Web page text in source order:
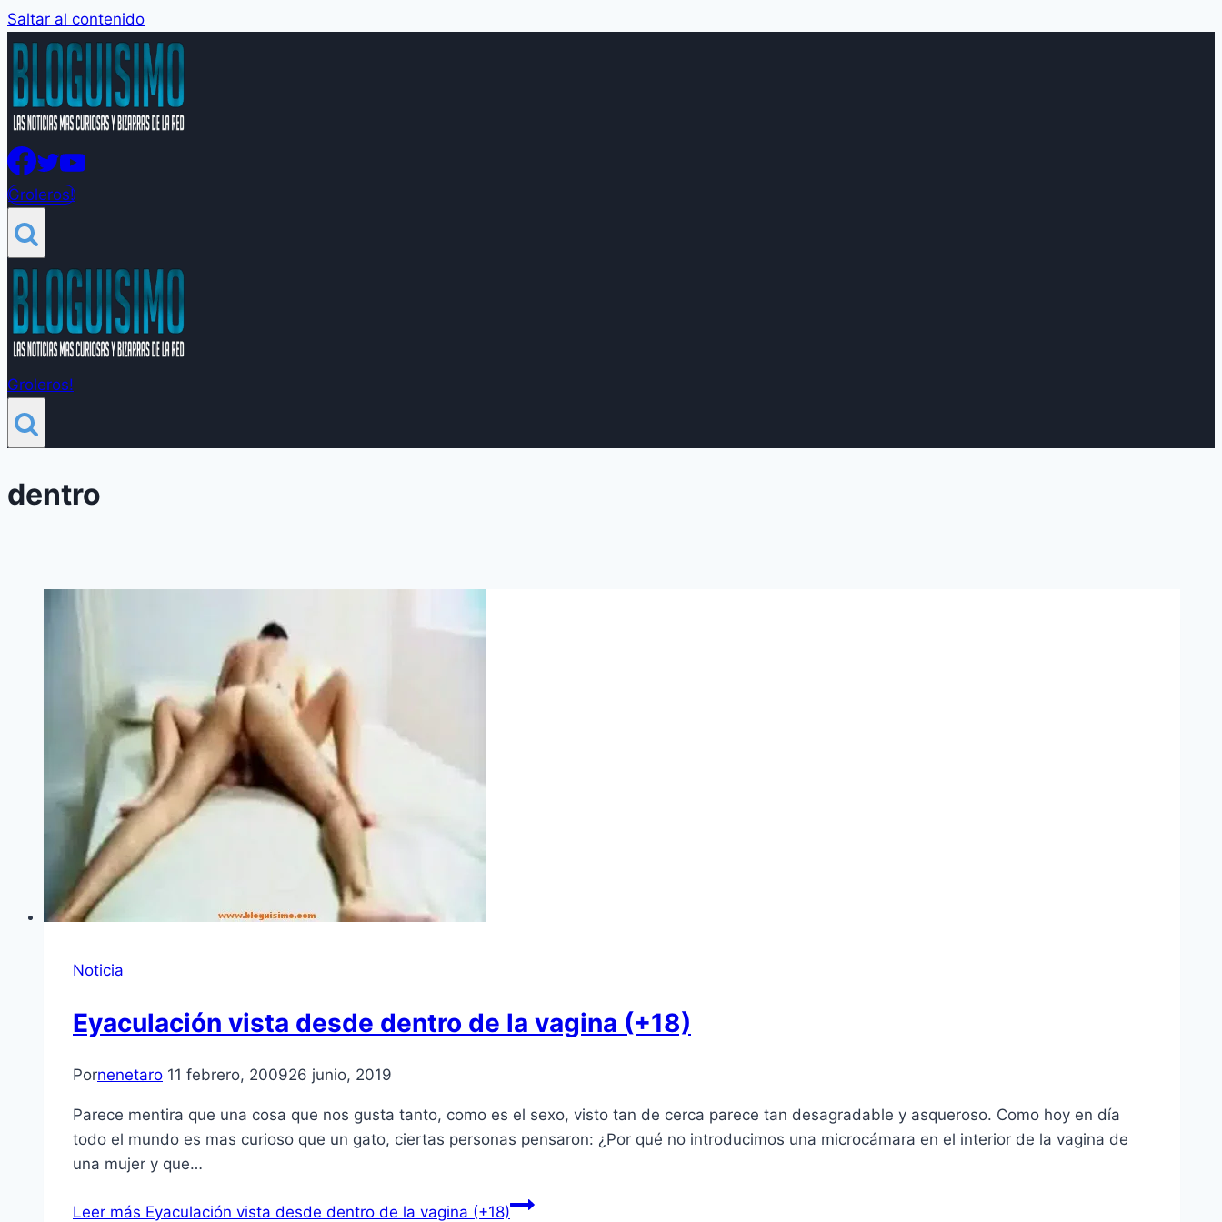
Saltar al contenido
Groleros!
Groleros!
dentro
Noticia
Eyaculación vista desde dentro de la vagina (+18)
Pornenetaro 11 febrero, 200926 junio, 2019
Parece mentira que una cosa que nos gusta tanto, como es el sexo, visto tan de cerca parece tan desagradable y asqueroso. Como hoy en día
todo el mundo es mas curioso que un gato, ciertas personas pensaron: ¿Por qué no introducimos una microcámara en el interior de la vagina de
una mujer y que…
Leer más Eyaculación vista desde dentro de la vagina (+18)